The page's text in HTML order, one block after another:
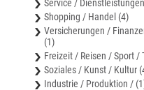
Service /
Shopping / Handel (4)
Versicherungen /
(1)
Freizeit / Reisen / Sport /
Soziales / Kunst / Kultur
Industrie / Produktion /